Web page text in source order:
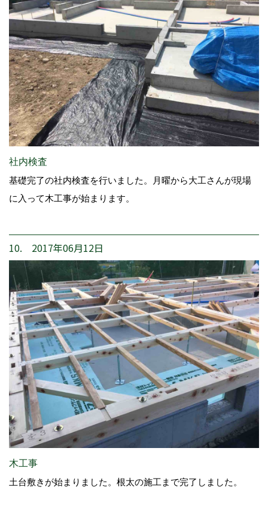
社内検査
基礎完了の社内検査を行いました。月曜から大工さんが現場
に入って木工事が始まります。
10. 2017年06月12日
木工事
土台敷きが始まりました。根太の施工まで完了しました。